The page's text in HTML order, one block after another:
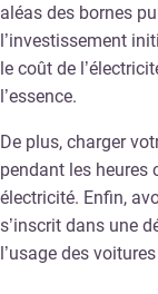
aléas des bornes
l’investissement
le coût de
l’essence.
De plus, charger
pendant les heures
électricité. Enfin,
s’inscrit dans une
l’usage des